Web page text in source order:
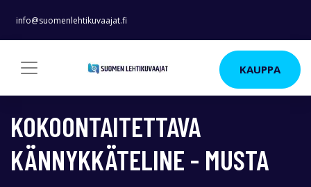
info@suomenlehtikuvaajat.fi
KAUPPA
KOKOONTAITETTAVA
KÄNNYKKÄTELINE - MUSTA